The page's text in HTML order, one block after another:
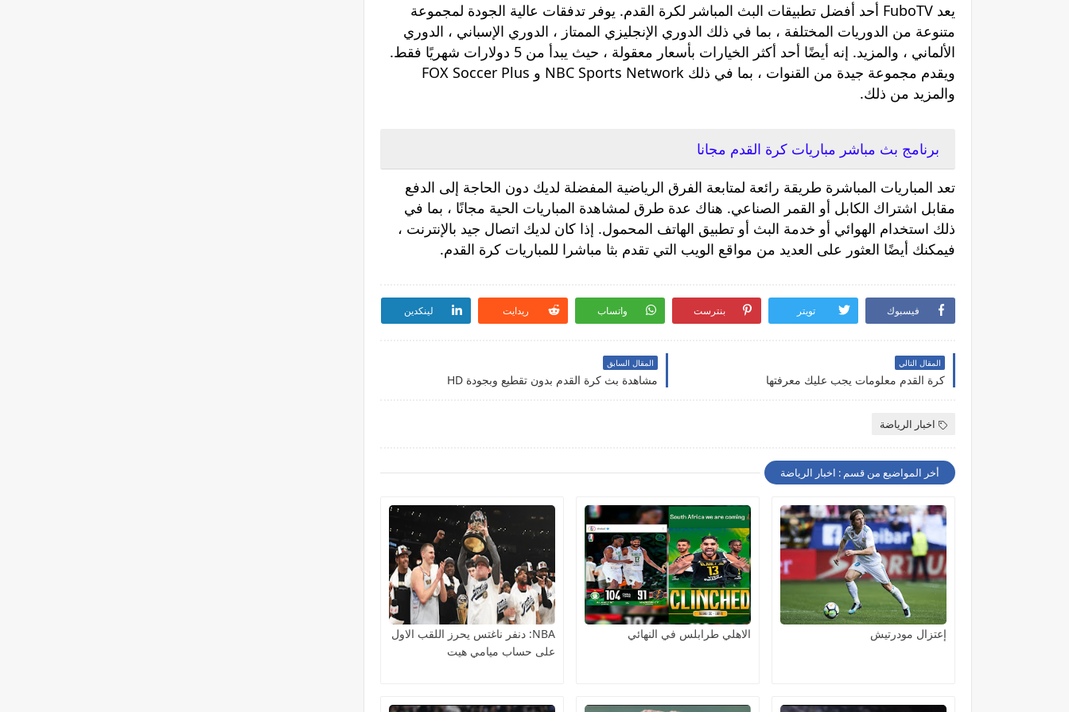
يعد FuboTV أحد أفضل تطبيقات البث المباشر لكرة القدم. يوفر تدفقات عالية الجودة لمجموعة
متنوعة من الدوريات المختلفة ، بما في ذلك الدوري الإنجليزي الممتاز ، الدوري الإسباني ، الدوري
الألماني ، والمزيد. إنه أيضًا أحد أكثر الخيارات بأسعار معقولة ، حيث يبدأ من 5 دولارات شهريًا فقط.
ويقدم مجموعة جيدة من القنوات ، بما في ذلك NBC Sports Network و FOX Soccer Plus
والمزيد من ذلك.
برنامج بث مباشر مباريات كرة القدم مجانا
تعد المباريات المباشرة طريقة رائعة لمتابعة الفرق الرياضية المفضلة لديك دون الحاجة إلى الدفع
مقابل اشتراك الكابل أو القمر الصناعي. هناك عدة طرق لمشاهدة المباريات الحية مجانًا ، بما في
ذلك استخدام الهوائي أو خدمة البث أو تطبيق الهاتف المحمول. إذا كان لديك اتصال جيد بالإنترنت ،
فيمكنك أيضًا العثور على العديد من مواقع الويب التي تقدم بثا مباشرا للمباريات كرة القدم.
فيسبوك تويتر بنترست واتساب ريدايت لينكدين
المقال التالي
كرة القدم معلومات يجب عليك معرفتها
المقال السابق
مشاهدة بث كرة القدم بدون تقطيع وبجودة HD
اخبار الرياضة
أخر المواضيع من قسم : اخبار الرياضة
إعتزال مودرتيش الاهلي طرابلس في النهائي
NBA: دنفر ناغتس يحرز اللقب الاول
على حساب ميامي هيت